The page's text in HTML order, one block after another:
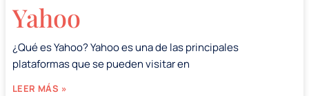
Yahoo
¿Qué es Yahoo? Yahoo es una de las principales
plataformas que se pueden visitar en
LEER MÁS »